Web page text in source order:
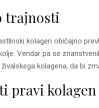
trajnosti
kolagen običajno
Vendar pa se
kolagena, da bi
pravi